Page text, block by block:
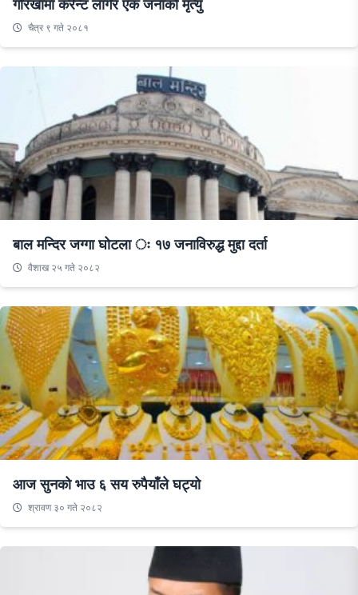
गोरखामा करेन्ट लागेर एक जनाको मृत्यु
चैत्र ९ गते २०८१
बाल मन्दिर जग्गा घोटला ः १७ जनाविरुद्ध मुद्दा दर्ता
वैशाख २५ गते २०८२
आज सुनको भाउ ६ सय रुपैयाँले घट्यो
श्रावण ३० गते २०८२